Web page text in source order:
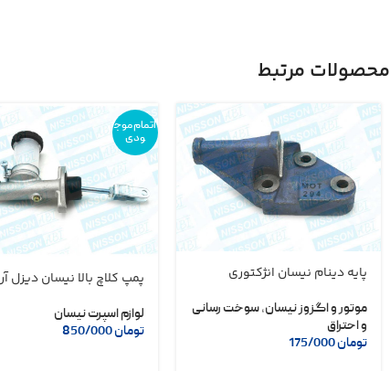
محصولات مرتبط
پایه دینام نیسان انژکتوری
موتور و اگزوز نیسان,سوخت رسانی
و احتراق
تومان
اتمام موج
ودی
پمپ کلاچ بالا نیسان دیزل
لوازم اسپرت نیسان
تومان850/000